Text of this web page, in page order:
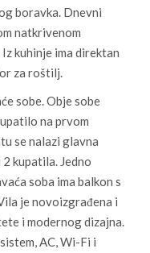
boravka. Dnevni
natkrivenom
kuhinje ima direktan
za roštilj.
sobe. Obje sobe
na prvom
se nalazi glavna
kupatila. Jedno
soba ima balkon s
je novoizgrađena i
i modernog dizajna.
AC, Wi-Fi i